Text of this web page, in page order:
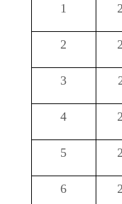
1
2
3
4
5
6